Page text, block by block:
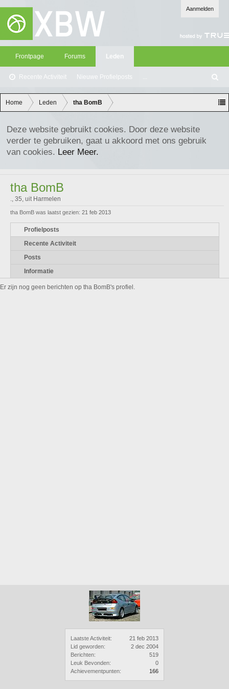
Aanmelden
Frontpage Forums Leden
Recente Activiteit Nieuwe Profielposts ...
oe
ke
n
Home Leden tha BomB
Deze website gebruikt cookies. Door deze website
verder te gebruiken, gaat u akkoord met ons gebruik
van cookies. Leer Meer.
Laatste Activiteit:
21 feb 2013
Lid geworden:
2 dec 2004
Berichten:
519
Leuk Bevonden:
0
Achievementpunten:
166
tha BomB
., 35, uit Harmelen
tha BomB was laatst gezien: 21 feb 2013
Profielposts
Recente Activiteit
Posts
Informatie
Er zijn nog geen berichten op tha BomB's profiel.